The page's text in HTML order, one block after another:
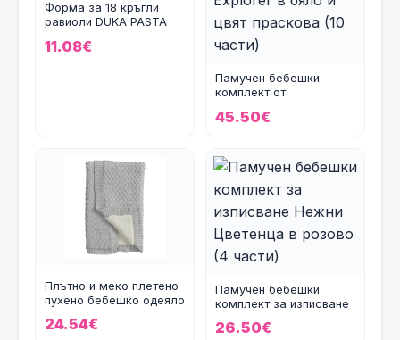
Форма за 18 кръгли
равиоли DUKA PASTA
11.08€
Памучен бебешки
комплект от
изписване Lit
45.50€
Плътно и меко плетено
пухено бебешко одеяло
24.54€
Памучен бебешки
комплект за изписване
розов
26.50€